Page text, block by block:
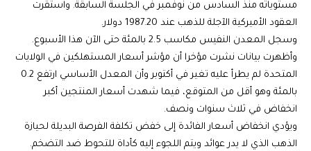
مستوياته منذ السادس من نوفمبر في الجلسة السابقة. واستقرت
العقود الأميركية الآجلة للذهب عند 1987.20 دولار.
وسجل المعدن النفيس مكاسب 2.5 بالمئة حتى الآن هذا الأسبوع.
وأظهرت بيانات نشرت مؤخرا أن مؤشر أسعار المستهلكين في الولايات
المتحدة لم يطرأ عليه تغير في أكتوبر وأن المعدل الأساسي ارتفع 0.2
بالمئة وهو أقل من المتوقع، فيما شهدت أسعار المنتجين أكبر
انخفاض في ثلاث سنوات ونصف.
ويؤدي انخفاض أسعار الفائدة إلى خفض تكلفة الفرصة البديلة لحيازة
الذهب الذي لا يدر عوائد ويتم اللجوء إليه كأداة للتحوط ضد التضخم.